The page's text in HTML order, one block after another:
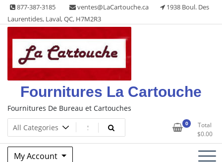
Skip
content
877-387-3185 ventes@LaCartouche.ca
1938 Boul. Des
Laurentides, Laval, QC, H7M2R3
Fournitures La Cartouche
Fournitures De Bureau et Cartouches
0
Total
$0.00
My Account